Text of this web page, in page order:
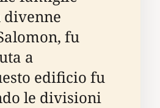
divenne
fu
a
edificio fu
le divisioni